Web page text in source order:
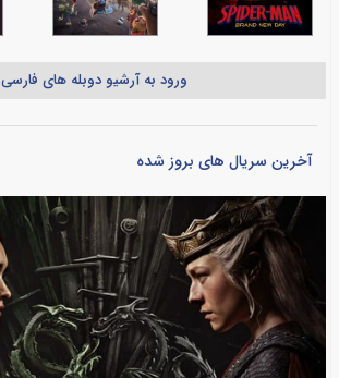
ورود به آرشیو دوبله های فارسی
آخرین سریال های بروز شده